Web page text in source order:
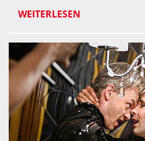
WEITERLESEN